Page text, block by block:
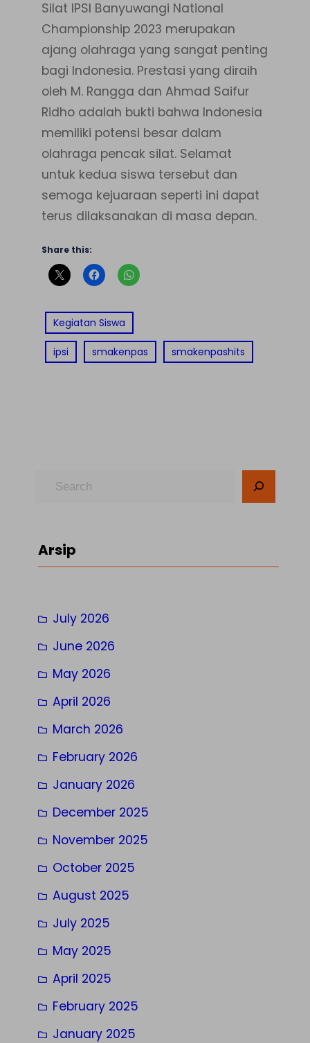
Silat IPSI Banyuwangi National
Championship 2023 merupakan
ajang olahraga yang sangat penting
bagi Indonesia. Prestasi yang diraih
oleh M. Rangga dan Ahmad Saifur
Ridho adalah bukti bahwa Indonesia
memiliki potensi besar dalam
olahraga pencak silat. Selamat
untuk kedua siswa tersebut dan
semoga kejuaraan seperti ini dapat
terus dilaksanakan di masa depan.
Share this:
Kegiatan Siswa
ipsi smakenpas smakenpashits
c
Arsip
July 2026
June 2026
May 2026
April 2026
March 2026
February 2026
January 2026
December 2025
November 2025
October 2025
August 2025
July 2025
May 2025
April 2025
February 2025
January 2025